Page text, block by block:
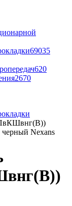
69035
620
2670
Nexans